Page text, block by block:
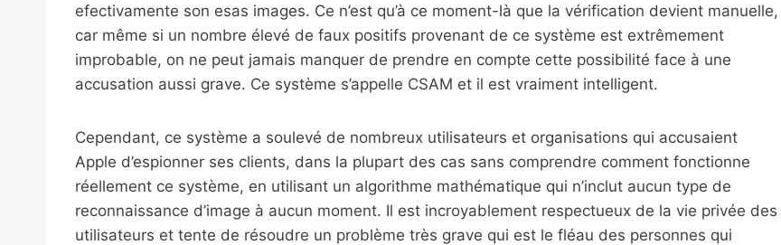
efectivamente son esas images. Ce n’est qu’à ce moment-là que la vérification devient manuelle,
car même si un nombre élevé de faux positifs provenant de ce système est extrêmement
improbable, on ne peut jamais manquer de prendre en compte cette possibilité face à une
accusation aussi grave. Ce système s’appelle CSAM et il est vraiment intelligent.
Cependant, ce système a soulevé de nombreux utilisateurs et organisations qui accusaient
Apple d’espionner ses clients, dans la plupart des cas sans comprendre comment fonctionne
réellement ce système, en utilisant un algorithme mathématique qui n’inclut aucun type de
reconnaissance d’image à aucun moment. Il est incroyablement respectueux de la vie privée des
utilisateurs et tente de résoudre un problème très grave qui est le fléau des personnes qui